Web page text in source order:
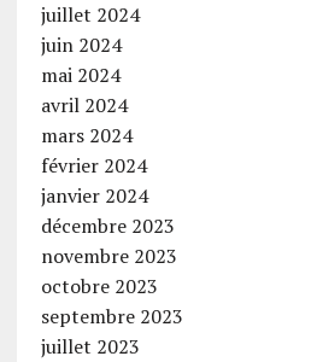
juillet 2024
juin 2024
mai 2024
avril 2024
mars 2024
février 2024
janvier 2024
décembre 2023
novembre 2023
octobre 2023
septembre 2023
juillet 2023